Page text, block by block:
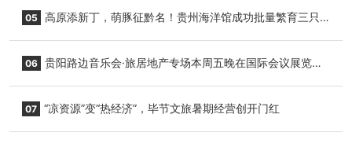
05 高原添新丁，萌豚征黔名！贵州海洋馆成功批量繁育三只
06 贵阳路边音乐会·旅居地产专场本周五晚在国际会议展览中
07 “凉资源”变“热经济”，毕节文旅暑期经营创开门红